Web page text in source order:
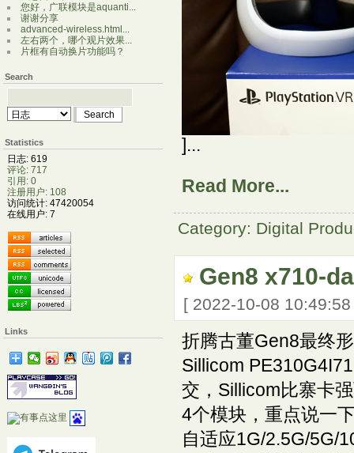
]...
Read More...
Category: Digital
Gen8 x710-
[ 2022-10-08
折腾古董Gen8最终
Sillicom
交，Sillicom比寨卡
4个模块，重点说一
自适应1G/2.5G/5G/
您好，广联模块是aquanti...
谢谢分享
advanced-wireless.html...
左右两个，哪个观片效果...
片框有自动换片功能吗？
Search
Statistics
日志: 619
评论: 717
引用: 0
注册用户: 108
访问统计: 47420054
在线用户: 7
Links